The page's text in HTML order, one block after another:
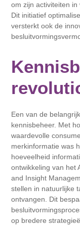
om zijn activiteiten in
Dit initiatief
versterkt ook de
Een van de
kennisbeheer. Met
waardevolle
merkinformatie was
hoeveelheid
ontwikkeling van het
and Insight
stellen in natuurlijke
ontvangen. Dit
op bredere